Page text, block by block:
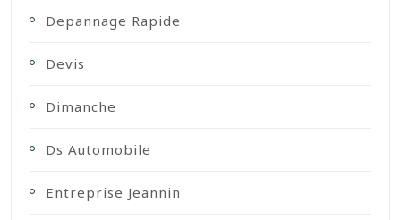
Depannage Rapide
Devis
Dimanche
Ds Automobile
Entreprise Jeannin